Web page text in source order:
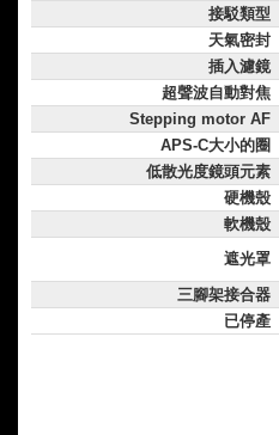
接駁類型
天氣密封
插入濾鏡
超聲波自動對焦
Stepping motor AF
APS-C大小的圈
低散光度鏡頭元素
硬機殼
軟機殼
遮光罩
三腳架接合器
已停產